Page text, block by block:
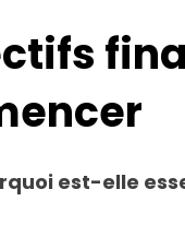
est-elle